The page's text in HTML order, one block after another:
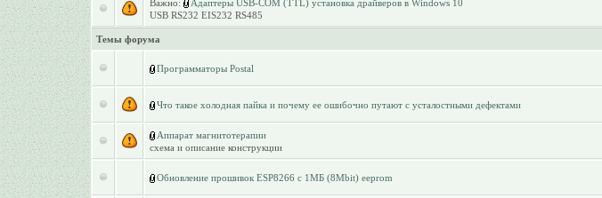
Важно:
Адаптеры USB-COM (TTL) установка драйверов в Windows 10
USB RS232 EIS232 RS485
Темы форума
Программаторы Postal
Что такое холодная пайка и почему ее ошибочно путают с усталостными дефектами
Аппарат магнитотерапии
схема и описание конструкции
Обновление прошивок ESP8266 c 1МБ (8Mbit) eeprom